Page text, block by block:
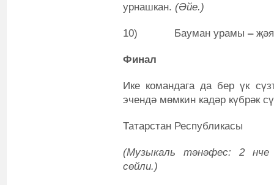
урнашкан. (Әйе.)
10) Бауман урамы ‒
Финал
Ике командага да бер үк
эчендә мөмкин кадәр күбрәк
Татарстан Республикасы
(Музыкаль тәнәфес: 2 нче
сөйли.)